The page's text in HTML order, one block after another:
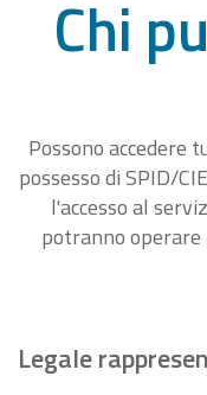
Chi
Possono accedere
possesso di SPID/
l'accesso al
potranno
Legale